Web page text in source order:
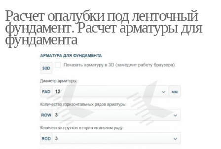
Расчет опалубки под ленточный
фундамент. Расчет арматуры для
фундамента